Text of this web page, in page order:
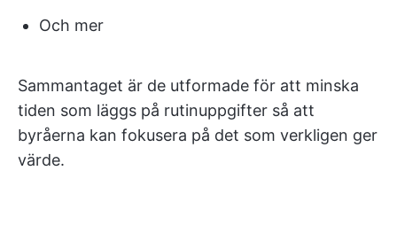
Och mer
Sammantaget är de utformade för att minska
tiden som läggs på rutinuppgifter så att
byråerna kan fokusera på det som verkligen ger
värde.